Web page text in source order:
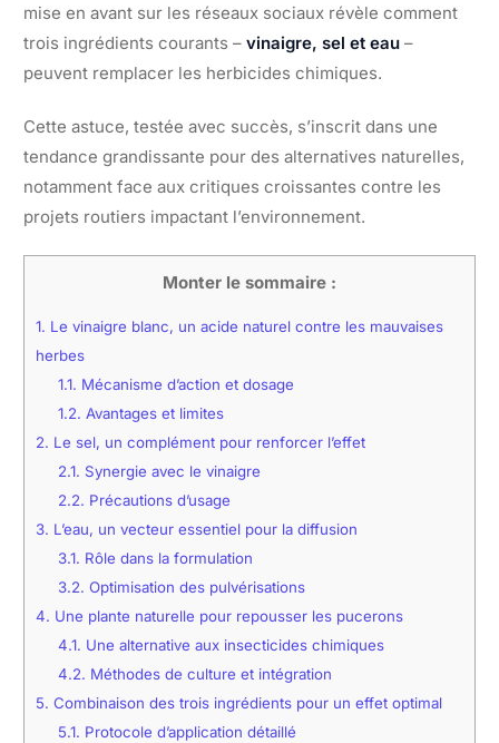
mise en avant sur les réseaux sociaux révèle comment
trois ingrédients courants – vinaigre, sel et eau –
peuvent remplacer les herbicides chimiques.
Cette astuce, testée avec succès, s’inscrit dans une
tendance grandissante pour des alternatives naturelles,
notamment face aux critiques croissantes contre les
projets routiers impactant l’environnement.
Monter le sommaire :
1. Le vinaigre blanc, un acide naturel contre les mauvaises
herbes
1.1. Mécanisme d’action et dosage
1.2. Avantages et limites
2. Le sel, un complément pour renforcer l’effet
2.1. Synergie avec le vinaigre
2.2. Précautions d’usage
3. L’eau, un vecteur essentiel pour la diffusion
3.1. Rôle dans la formulation
3.2. Optimisation des pulvérisations
4. Une plante naturelle pour repousser les pucerons
4.1. Une alternative aux insecticides chimiques
4.2. Méthodes de culture et intégration
5. Combinaison des trois ingrédients pour un effet optimal
5.1. Protocole d’application détaillé